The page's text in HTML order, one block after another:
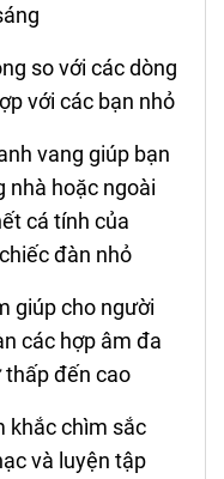
so với các dòng
với các bạn nhỏ
vang giúp bạn
nhà hoặc ngoài
cá tính của
đàn nhỏ
giúp cho người
các hợp âm đa
đến cao
khắc chìm sắc
và luyện tập